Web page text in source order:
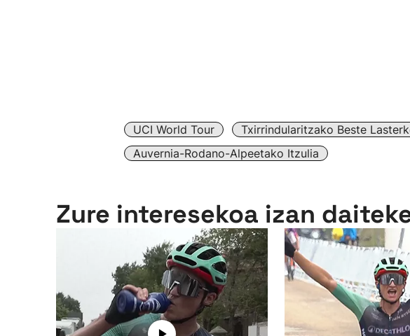
UCI World Tour Txirrindularitzako Beste
Auvernia-Rodano-Alpeetako Itzulia
Zure interesekoa izan